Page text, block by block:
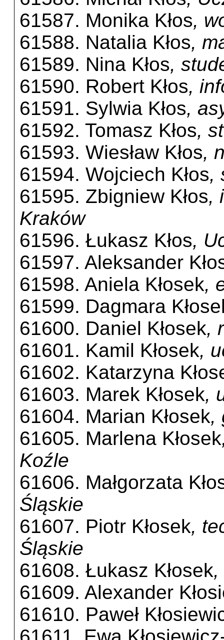
61587. Monika Kłos,
61588. Natalia Kłos,
61589. Nina Kłos,
61590. Robert Kłos,
61591. Sylwia Kłos,
61592. Tomasz Kłos,
61593. Wiesław Kłos,
61594. Wojciech Kłos,
61595. Zbigniew Kłos,
Kraków
61596. Łukasz Kłos,
61597. Aleksander
61598. Aniela Kłosek,
61599. Dagmara
61600. Daniel Kłosek,
61601. Kamil Kłosek,
61602. Katarzyna
61603. Marek Kłosek,
61604. Marian Kłosek,
61605. Marlena Kłosek
Koźle
61606. Małgorzata
Śląskie
61607. Piotr Kłosek,
Śląskie
61608. Łukasz Kłosek,
61609. Alexander
61610. Paweł